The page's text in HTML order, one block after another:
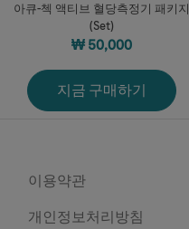
아큐-첵 액티브 혈당측정기 패키지
(Set)
₩ 50,000
지금 구매하기
이용약관
개인정보처리방침